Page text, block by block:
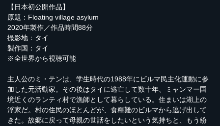
【日本初公開作品】
原題：Floating village asylum
2020年製作／作品時間88分
撮影地：タイ
製作国：タイ
※全世界から視聴可能
主人公のミ・テンは、学生時代の1988年にビルマ民主化運動に参
加した元活動家。その後はタイに逃亡して数十年、ミャンマー国
境近くのランティ村で漁師として暮らしている。住まいは湖上の
浮家だ。村の住民のほとんどが、食糧難のビルマから逃げ出して
きた。故郷に戻って母親の世話をしたいという気持ちと、もう紛